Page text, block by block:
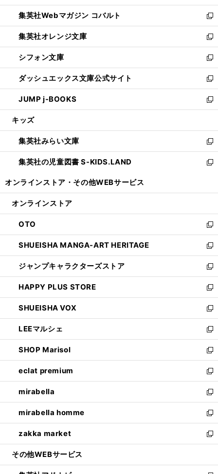
開
く
ウ
で
開
く
ン
ド
ウ
で
開
く
ウ
ィ
ン
ド
ウ
で
開
く
集英社Webマガジン コバルト
新
し
い
ウ
ィ
ン
ド
ウ
で
開
集英社オレンジ文庫
新
し
い
ウ
ィ
ン
ド
ウ
開
く
シフォン文庫
新
し
い
ウ
ィ
ン
ウ
で
開
く
ダッシュエックス文庫公式サイト
新
し
い
ウ
ン
ド
ウ
で
JUMP j-BOOKS
新
し
ウ
ィ
ン
ド
開
キッズ
集英社みらい文庫
新
し
い
ン
ウ
で
開
く
集英社の児童図書 S-KIDS.LAND
新
ウ
ン
ド
ウ
で
開
く
オンラインストア・ その他WEBサービス
オンラインストア
OTO
新
し
い
ウ
ィ
ン
ド
ウ
で
開
く
SHUEISHA MANGA-ART HERITAGE
新
し
い
ウ
ィ
ン
ド
ウ
で
開
く
ジャンプキャラクターズストア
新
し
い
ウ
ィ
ン
ド
ウ
で
開
く
HAPPY PLUS STORE
新
し
い
ウ
ィ
ン
ド
ウ
で
開
く
SHUEISHA VOX
新
し
い
ウ
ィ
ン
ド
ウ
で
開
く
LEEマルシェ
新
し
い
ウ
ィ
ン
ド
ウ
で
開
く
SHOP Marisol
新
し
い
ウ
ィ
ン
ド
ウ
で
開
eclat premium
新
し
い
ウ
ィ
ン
ド
ウ
開
mirabella
新
し
い
ウ
ィ
ン
ウ
mirabella homme
新
し
い
ウ
ン
zakka market
新
し
ウ
その他WEBサービス